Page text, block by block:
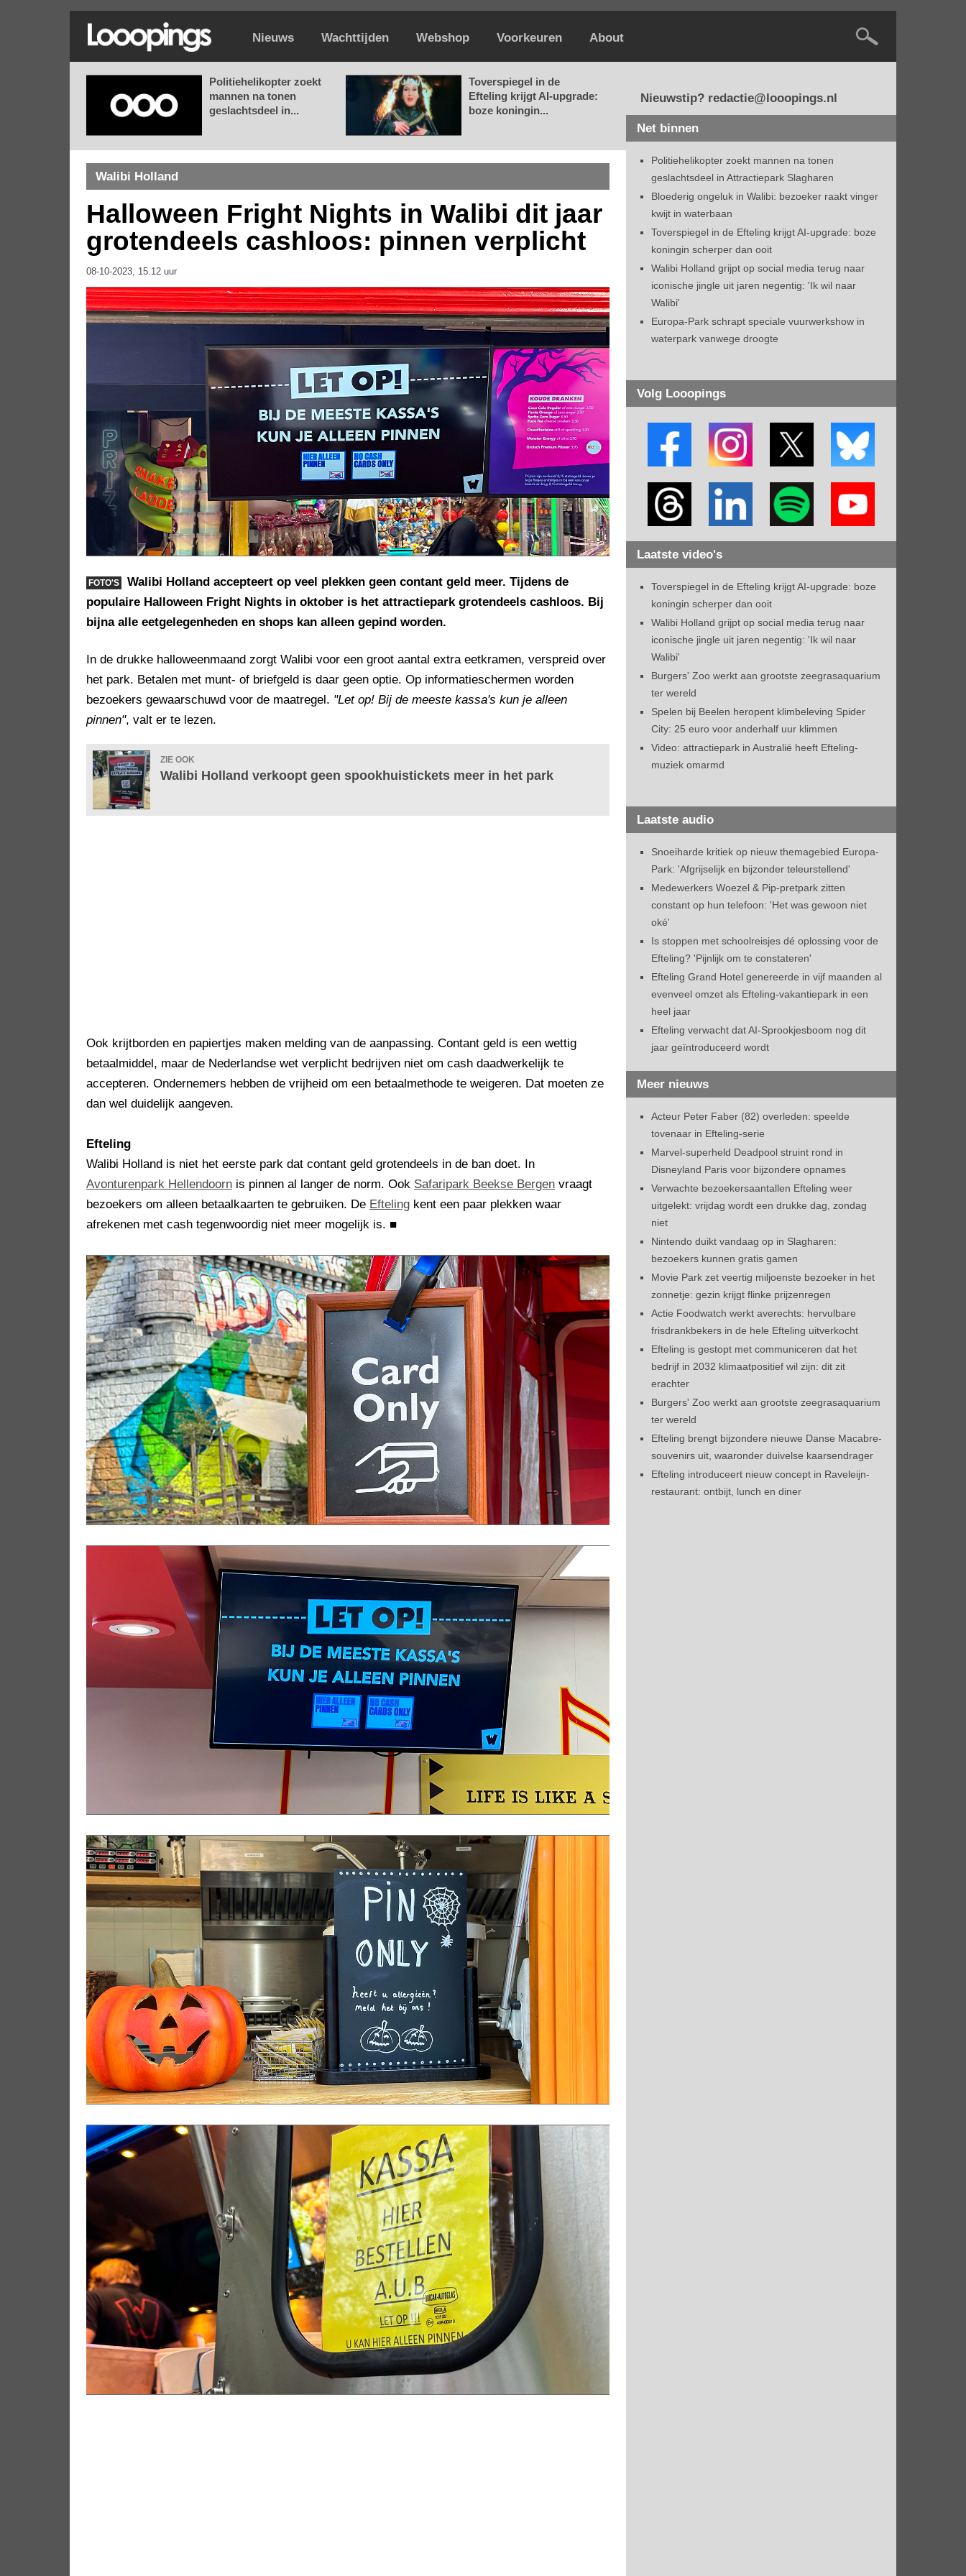
Nieuws Wachttijden Webshop Voorkeuren About
Politiehelikopter zoekt
mannen na tonen
geslachtsdeel in...
Toverspiegel in de
Efteling krijgt AI-upgrade:
boze koningin...
Walibi Holland
Halloween Fright Nights in Walibi dit jaar
grotendeels cashloos: pinnen verplicht
08-10-2023, 15.12 uur
FOTO'S
Walibi Holland accepteert op veel plekken geen contant geld meer. Tijdens de
populaire Halloween Fright Nights in oktober is het attractiepark grotendeels cashloos. Bij
bijna alle eetgelegenheden en shops kan alleen gepind worden.
In de drukke halloweenmaand zorgt Walibi voor een groot aantal extra eetkramen, verspreid over
het park. Betalen met munt- of briefgeld is daar geen optie. Op informatieschermen worden
bezoekers gewaarschuwd voor de maatregel. "Let op! Bij de meeste kassa's kun je alleen
pinnen", valt er te lezen.
ZIE OOK
Walibi Holland verkoopt geen spookhuistickets meer in het park
Ook krijtborden en papiertjes maken melding van de aanpassing. Contant geld is een wettig
betaalmiddel, maar de Nederlandse wet verplicht bedrijven niet om cash daadwerkelijk te
accepteren. Ondernemers hebben de vrijheid om een betaalmethode te weigeren. Dat moeten ze
dan wel duidelijk aangeven.
Efteling
Walibi Holland is niet het eerste park dat contant geld grotendeels in de ban doet. In
Avonturenpark Hellendoorn is pinnen al langer de norm. Ook Safaripark Beekse Bergen vraagt
bezoekers om alleen betaalkaarten te gebruiken. De Efteling kent een paar plekken waar
afrekenen met cash tegenwoordig niet meer mogelijk is. ■
Nieuwstip? redactie@looopings.nl
Net binnen
Politiehelikopter zoekt mannen na tonen
geslachtsdeel in Attractiepark Slagharen
Bloederig ongeluk in Walibi: bezoeker raakt vinger
kwijt in waterbaan
Toverspiegel in de Efteling krijgt AI-upgrade: boze
koningin scherper dan ooit
Walibi Holland grijpt op social media terug naar
iconische jingle uit jaren negentig: 'Ik wil naar
Walibi'
Europa-Park schrapt speciale vuurwerkshow in
waterpark vanwege droogte
Volg Looopings
Laatste video's
Toverspiegel in de Efteling krijgt AI-upgrade: boze
koningin scherper dan ooit
Walibi Holland grijpt op social media terug naar
iconische jingle uit jaren negentig: 'Ik wil naar
Walibi'
Burgers' Zoo werkt aan grootste zeegrasaquarium
ter wereld
Spelen bij Beelen heropent klimbeleving Spider
City: 25 euro voor anderhalf uur klimmen
Video: attractiepark in Australië heeft Efteling-
muziek omarmd
Laatste audio
Snoeiharde kritiek op nieuw themagebied Europa-
Park: 'Afgrijselijk en bijzonder teleurstellend'
Medewerkers Woezel & Pip-pretpark zitten
constant op hun telefoon: 'Het was gewoon niet
oké'
Is stoppen met schoolreisjes dé oplossing voor de
Efteling? 'Pijnlijk om te constateren'
Efteling Grand Hotel genereerde in vijf maanden al
evenveel omzet als Efteling-vakantiepark in een
heel jaar
Efteling verwacht dat AI-Sprookjesboom nog dit
jaar geïntroduceerd wordt
Meer nieuws
Acteur Peter Faber (82) overleden: speelde
tovenaar in Efteling-serie
Marvel-superheld Deadpool struint rond in
Disneyland Paris voor bijzondere opnames
Verwachte bezoekersaantallen Efteling weer
uitgelekt: vrijdag wordt een drukke dag, zondag
niet
Nintendo duikt vandaag op in Slagharen:
bezoekers kunnen gratis gamen
Movie Park zet veertig miljoenste bezoeker in het
zonnetje: gezin krijgt flinke prijzenregen
Actie Foodwatch werkt averechts: hervulbare
frisdrankbekers in de hele Efteling uitverkocht
Efteling is gestopt met communiceren dat het
bedrijf in 2032 klimaatpositief wil zijn: dit zit
erachter
Burgers' Zoo werkt aan grootste zeegrasaquarium
ter wereld
Efteling brengt bijzondere nieuwe Danse Macabre-
souvenirs uit, waaronder duivelse kaarsendrager
Efteling introduceert nieuw concept in Raveleijn-
restaurant: ontbijt, lunch en diner